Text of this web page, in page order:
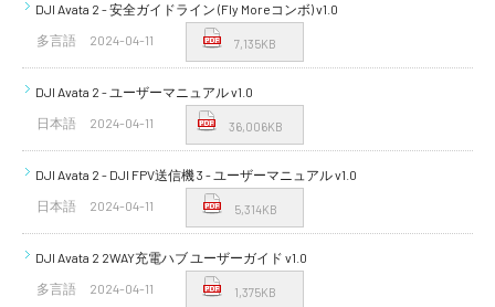
DJI Avata 2 - 安全ガイドライン (Fly Moreコンボ) v1.0
多言語
2024-04-11 7,135KB
DJI Avata 2 - ユーザーマニュアル v1.0
日本語
2024-04-11 36,006KB
DJI Avata 2 - DJI FPV送信機 3 - ユーザーマニュアル v1.0
日本語
2024-04-11 5,314KB
DJI Avata 2 2WAY充電ハブ ユーザーガイド v1.0
多言語
2024-04-11 1,375KB